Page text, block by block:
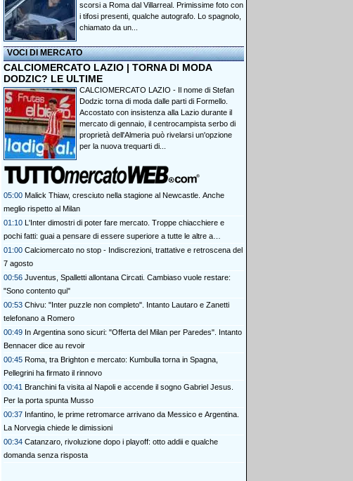
scorsi a Roma dal Villarreal. Primissime foto con
i tifosi presenti, qualche autografo. Lo spagnolo,
chiamato da un...
VOCI DI MERCATO
CALCIOMERCATO LAZIO | TORNA DI MODA
DODZIC? LE ULTIME
CALCIOMERCATO LAZIO - Il nome di Stefan
Dodzic torna di moda dalle parti di Formello.
Accostato con insistenza alla Lazio durante il
mercato di gennaio, il centrocampista serbo di
proprietà dell'Almeria può rivelarsi un'opzione
per la nuova trequarti di...
05:00 Malick Thiaw, cresciuto nella stagione al Newcastle. Anche
meglio rispetto al Milan
01:10 L'Inter dimostri di poter fare mercato. Troppe chiacchiere e
pochi fatti: guai a pensare di essere superiore a tutte le altre a
prescindere. Juve, il portiere può diventare un "problema". Milan-Leao,
serve una decisione netta
01:00 Calciomercato no stop - Indiscrezioni, trattative e retroscena del
7 agosto
00:56 Juventus, Spalletti allontana Circati. Cambiaso vuole restare:
"Sono contento qui"
00:53 Chivu: "Inter puzzle non completo". Intanto Lautaro e Zanetti
telefonano a Romero
00:49 In Argentina sono sicuri: "Offerta del Milan per Paredes". Intanto
Bennacer dice au revoir
00:45 Roma, tra Brighton e mercato: Kumbulla torna in Spagna,
Pellegrini ha firmato il rinnovo
00:41 Branchini fa visita al Napoli e accende il sogno Gabriel Jesus.
Per la porta spunta Musso
00:37 Infantino, le prime retromarce arrivano da Messico e Argentina.
La Norvegia chiede le dimissioni
00:34 Catanzaro, rivoluzione dopo i playoff: otto addii e qualche
domanda senza risposta